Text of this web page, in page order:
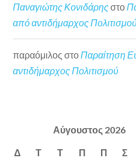
Παναγιώτης Κονιδάρηςστο
από αντιδήμαρχος
παραόμιλος στοΠαραίτηση
αντιδήμαρχος Πολιτισμού
Αύγουστος 2026
Δ Τ Τ Π Π Σ